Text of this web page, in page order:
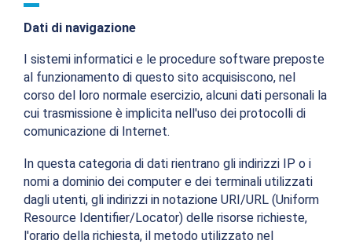
Dati di navigazione
I sistemi informatici e le procedure software preposte
al funzionamento di questo sito acquisiscono, nel
corso del loro normale esercizio, alcuni dati personali la
cui trasmissione è implicita nell'uso dei protocolli di
comunicazione di Internet.
In questa categoria di dati rientrano gli indirizzi IP o i
nomi a dominio dei computer e dei terminali utilizzati
dagli utenti, gli indirizzi in notazione URI/URL (Uniform
Resource Identifier/Locator) delle risorse richieste,
l'orario della richiesta, il metodo utilizzato nel